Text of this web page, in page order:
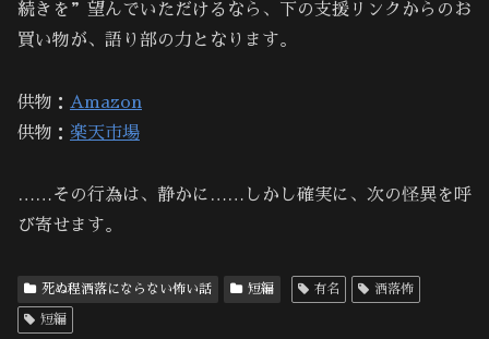
続きを”望んでいただけるなら、下の支援リンクからのお
買い物が、語り部の力となります。
供物： Amazon
供物： 楽天市場
……その行為は、静かに……しかし確実に、次の怪異を呼
び寄せます。
死ぬ程洒落にならない怖い話 短編 有名 洒落怖
短編